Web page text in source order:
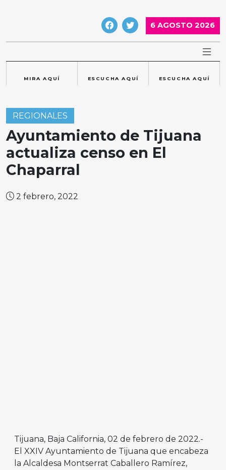
6 AGOSTO 2026
MIRA AQUÍ ESCUCHA AQUÍ ESCUCHA AQUÍ
REGIONALES
Ayuntamiento de Tijuana
actualiza censo en El
Chaparral
2 febrero, 2022
Tijuana, Baja California, 02 de febrero de 2022.-
El XXIV Ayuntamiento de Tijuana que encabeza
la Alcaldesa Montserrat Caballero Ramírez,